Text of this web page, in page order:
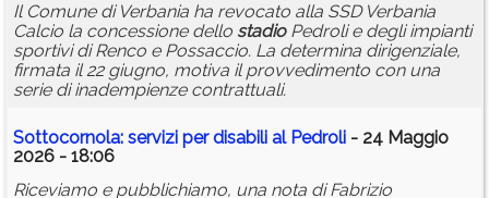
Il Comune di Verbania ha revocato alla SSD Verbania
Calcio la concessione dello stadioPedroli e degli impianti
sportivi di Renco e Possaccio. La determina dirigenziale,
firmata il 22 giugno, motiva il provvedimento con una
serie di inadempienze contrattuali.
Sottocornola: servizi per disabili al Pedroli - 24 Maggio
2026 - 18:06
Riceviamo e pubblichiamo, una nota di Fabrizio